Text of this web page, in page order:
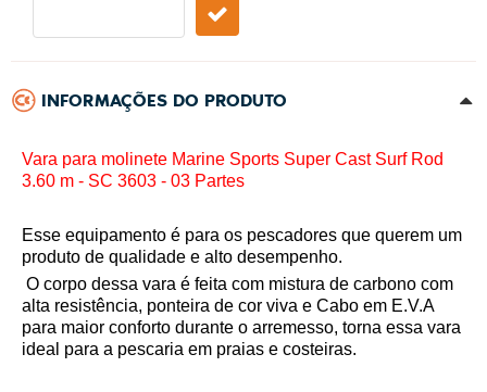
INFORMAÇÕES DO PRODUTO
Vara para molinete Marine Sports Super Cast Surf Rod
3.60 m - SC 3603 - 03 Partes
Esse equipamento é para os pescadores que querem um
produto de qualidade e alto desempenho.
O corpo dessa vara é feita com mistura de carbono com
alta resistência, ponteira de cor viva e Cabo em E.V.A
para maior conforto durante o arremesso, torna essa vara
ideal para a pescaria em praias e costeiras.